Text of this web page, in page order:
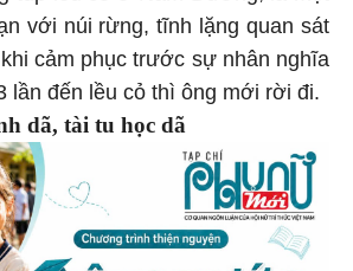
với núi rừng, tĩnh lặng quan sát
cảm phục trước sự nhân nghĩa
lần đến lều cỏ thì ông mới rời đi.
dã, tài tu học dã